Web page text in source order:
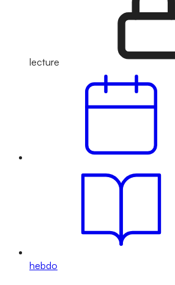
lecture
hebdo